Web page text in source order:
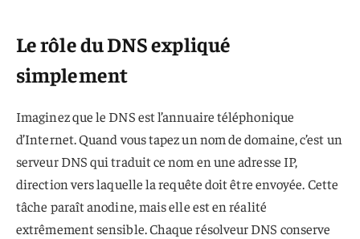
Le rôle du DNS expliqué
simplement
Imaginez que le DNS est l’annuaire téléphonique
d’Internet. Quand vous tapez un nom de domaine, c’est un
serveur DNS qui traduit ce nom en une adresse IP,
direction vers laquelle la requête doit être envoyée. Cette
tâche paraît anodine, mais elle est en réalité
extrêmement sensible. Chaque résolveur DNS conserve